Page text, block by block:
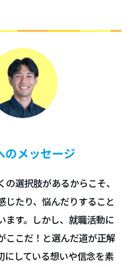
のメッセージ
選択肢があるからこそ、
じたり、悩んだりすること
ます。しかし、就職活動に
ここだ！と選んだ道が正解
にしている想いや信念を素